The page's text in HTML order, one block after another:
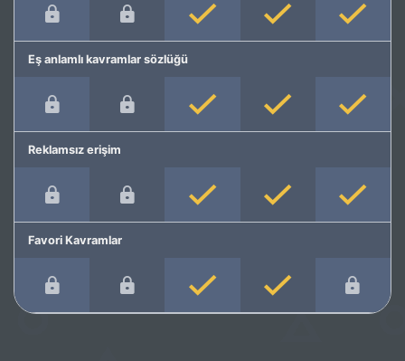
Eş anlamlı kavramlar sözlüğü
Reklamsız erişim
Favori Kavramlar